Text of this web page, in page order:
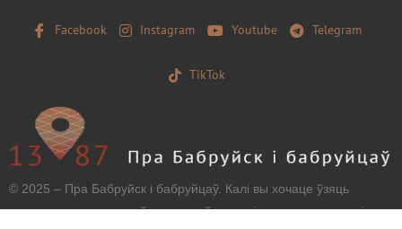
Facebook Instagram Youtube Telegram
TikTok
© 2025 – Пра Бабруйск і бабруйцаў. Калі вы хочаце ўзяць
матэрыял з нашага сайту, захавайце, калі ласка, загаловак і